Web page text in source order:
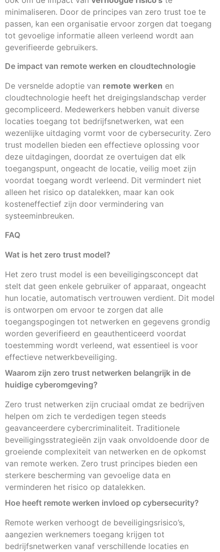
minimaliseren. Door de principes van zero trust toe te
passen, kan een organisatie ervoor zorgen dat toegang
tot gevoelige informatie alleen verleend wordt aan
geverifieerde gebruikers.
De impact van remote werken en cloudtechnologie
De versnelde adoptie van remote werken en
cloudtechnologie heeft het dreigingslandschap verder
gecompliceerd. Medewerkers hebben vanuit diverse
locaties toegang tot bedrijfsnetwerken, wat een
wezenlijke uitdaging vormt voor de cybersecurity. Zero
trust modellen bieden een effectieve oplossing voor
deze uitdagingen, doordat ze overtuigen dat elk
toegangspunt, ongeacht de locatie, veilig moet zijn
voordat toegang wordt verleend. Dit vermindert niet
alleen het risico op datalekken, maar kan ook
kosteneffectief zijn door vermindering van
systeeminbreuken.
FAQ
Wat is het zero trust model?
Het zero trust model is een beveiligingsconcept dat
stelt dat geen enkele gebruiker of apparaat, ongeacht
hun locatie, automatisch vertrouwen verdient. Dit model
is ontworpen om ervoor te zorgen dat alle
toegangspogingen tot netwerken en gegevens grondig
worden geverifieerd en geauthenticeerd voordat
toestemming wordt verleend, wat essentieel is voor
effectieve netwerkbeveiliging.
Waarom zijn zero trust netwerken belangrijk in de
huidige cyberomgeving?
Zero trust netwerken zijn cruciaal omdat ze bedrijven
helpen om zich te verdedigen tegen steeds
geavanceerdere cybercriminaliteit. Traditionele
beveiligingsstrategieën zijn vaak onvoldoende door de
groeiende complexiteit van netwerken en de opkomst
van remote werken. Zero trust principes bieden een
sterkere bescherming van gevoelige data en
verminderen het risico op datalekken.
Hoe heeft remote werken invloed op cybersecurity?
Remote werken verhoogt de beveiligingsrisico’s,
aangezien werknemers toegang krijgen tot
bedrijfsnetwerken vanaf verschillende locaties en